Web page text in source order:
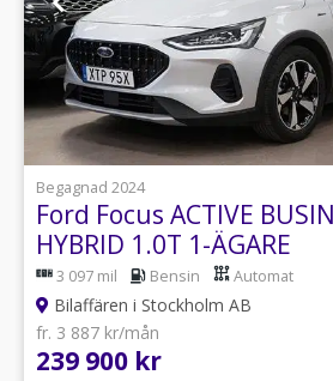
Begagnad 2024
Ford Focus ACTIVE
HYBRID 1.0T 1-ÄGARE
3 097 mil Bensin Automat
Bilaffären i Stockholm AB
fr. 3 887 kr/mån
239 900 kr